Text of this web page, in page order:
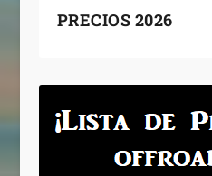
PRECIOS 2026